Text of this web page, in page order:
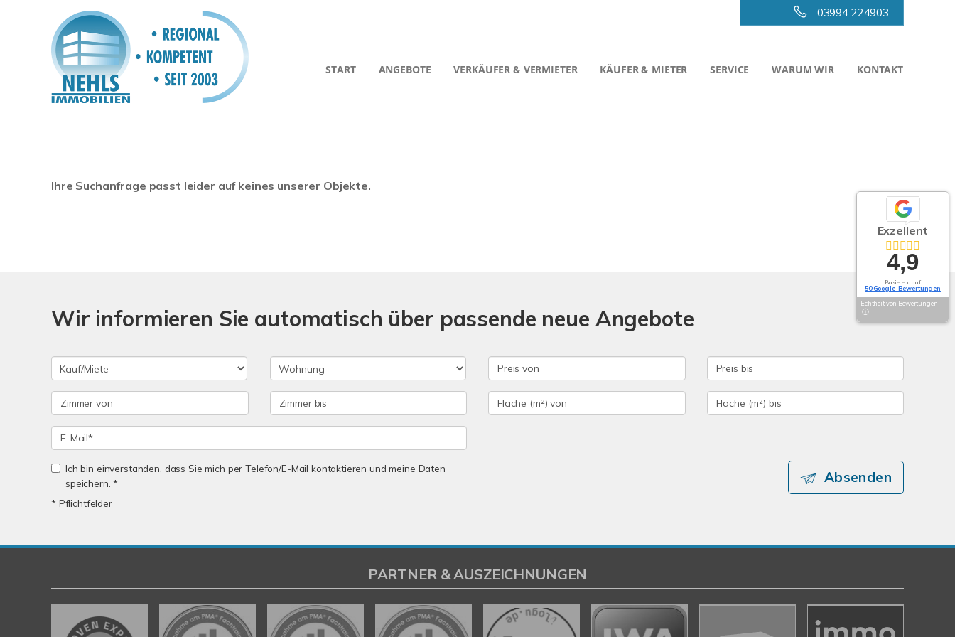
03994 224903
START ANGEBOTE VERKÄUFER & VERMIETER KÄUFER & MIETER SERVICE WARUM WIR KONTAKT
Ihre Suchanfrage passt leider auf keines unserer Objekte.
Wir informieren Sie automatisch über passende neue Angebote
Ich bin einverstanden, dass Sie mich per Telefon/E-Mail kontaktieren und meine Daten
speichern. *
* Pflichtfelder
Absenden
Exzellent
4,9
Basierend auf
50 Google-Bewertungen
Echtheit von Bewertungen
PARTNER & AUSZEICHNUNGEN